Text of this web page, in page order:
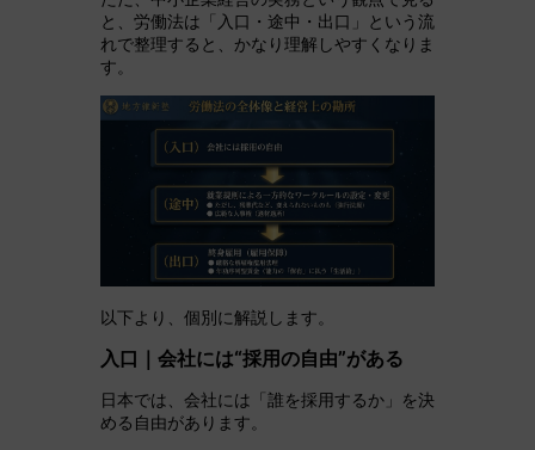
と、労働法は「入口・途中・出口」という流
れで整理すると、かなり理解しやすくなりま
す。
以下より、個別に解説します。
入口｜会社には“採用の自由”がある
日本では、会社には「誰を採用するか」を決
める自由があります。